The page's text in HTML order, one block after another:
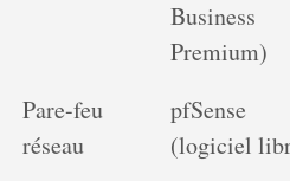
Business
Premium)
Pare-feu
réseau
pfSense
(logiciel